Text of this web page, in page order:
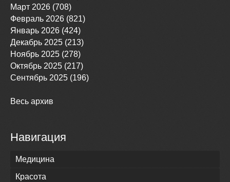
Март 2026 (708)
Февраль 2026 (821)
Январь 2026 (424)
Декабрь 2025 (213)
Ноябрь 2025 (278)
Октябрь 2025 (217)
Сентябрь 2025 (196)
Весь архив
Навигация
Медицина
Красота